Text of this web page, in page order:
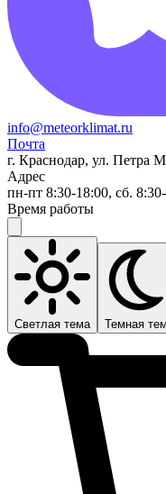
info@meteorklimat.ru
Почта
г. Краснодар, ул. Петра
Адрес
пн-пт 8:30-18:00, сб.
Время работы
Светлая тема Темная